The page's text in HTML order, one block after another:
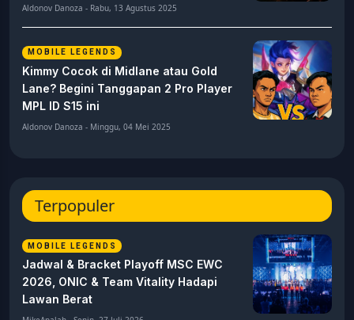
Aldonov Danoza - Rabu, 13 Agustus 2025
MOBILE LEGENDS
Kimmy Cocok di Midlane atau Gold
Lane? Begini Tanggapan 2 Pro Player
MPL ID S15 ini
Aldonov Danoza - Minggu, 04 Mei 2025
Terpopuler
MOBILE LEGENDS
Jadwal & Bracket Playoff MSC EWC
2026, ONIC & Team Vitality Hadapi
Lawan Berat